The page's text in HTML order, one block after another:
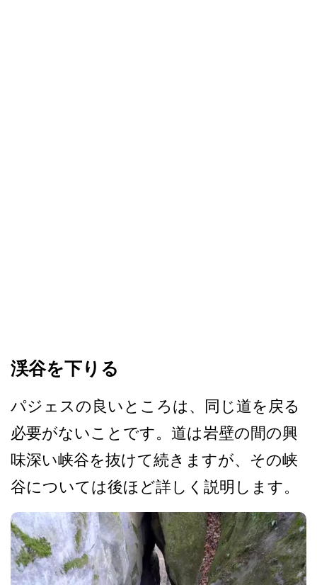
渓谷を下りる
パジェスの良いところは、同­じ道を戻る
必要がないことです。道は岩壁の間の興
味­深い峡谷を抜けて続きますが、その峡
谷については後­ほど詳しく説明します。